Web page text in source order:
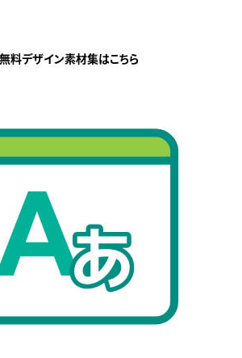
料デザイン素材集はこちら